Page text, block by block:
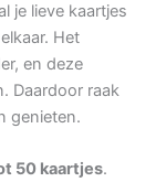
je lieve kaartjes
Het
en deze
Daardoor raak
genieten.
50 kaartjes.